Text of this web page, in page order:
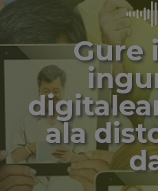
Gure
ala